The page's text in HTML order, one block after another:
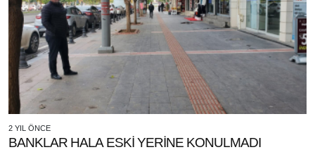
2 YIL ÖNCE
BANKLAR HALA ESKİ YERİNE KONULMADI